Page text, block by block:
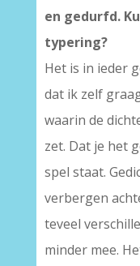
en gedurfd.
typering?
Het is in ieder
dat ik zelf
waarin de
zet. Dat je het
spel staat.
verbergen
teveel
minder mee.